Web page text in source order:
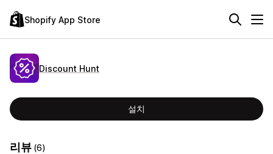
Shopify App Store
Discount Hunt
설치
리뷰 (6)